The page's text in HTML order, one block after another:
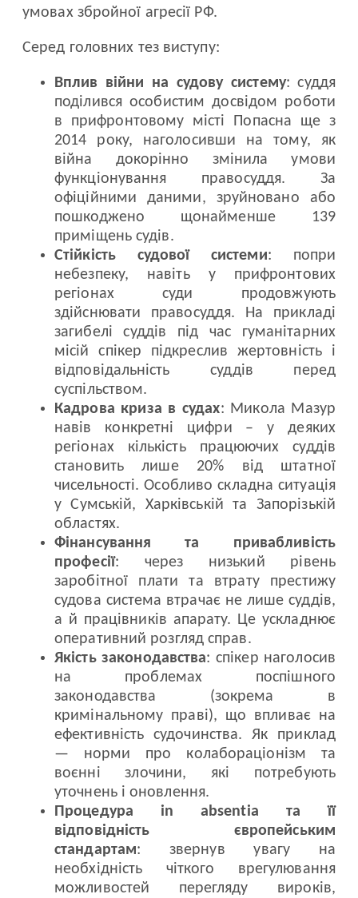
умовах збройної агресії РФ.
Серед головних тез виступу:
Вплив війни на судову систему: суддя
поділився особистим досвідом роботи
в прифронтовому місті Попасна ще з
2014 року, наголосивши на тому, як
війна докорінно змінила умови
функціонування правосуддя. За
офіційними даними, зруйновано або
пошкоджено щонайменше 139
приміщень судів.
Стійкість судової системи: попри
небезпеку, навіть у прифронтових
регіонах суди продовжують
здійснювати правосуддя. На прикладі
загибелі суддів під час гуманітарних
місій спікер підкреслив жертовність і
відповідальність суддів перед
суспільством.
Кадрова криза в судах: Микола Мазур
навів конкретні цифри – у деяких
регіонах кількість працюючих суддів
становить лише 20% від штатної
чисельності. Особливо складна ситуація
у Сумській, Харківській та Запорізькій
областях.
Фінансування та привабливість
професії: через низький рівень
заробітної плати та втрату престижу
судова система втрачає не лише суддів,
а й працівників апарату. Це ускладнює
оперативний розгляд справ.
Якість законодавства: спікер наголосив
на проблемах поспішного
законодавства (зокрема в
кримінальному праві), що впливає на
ефективність судочинства. Як приклад
— норми про колабораціонізм та
воєнні злочини, які потребують
уточнень і оновлення.
Процедура in absentia та її
відповідність європейським
стандартам: звернув увагу на
необхідність чіткого врегулювання
можливостей перегляду вироків,